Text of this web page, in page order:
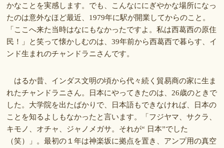
かなことを実感します。でも、こんなににぎやかな場所になっ
たのは意外なほど最近、1979年に駅が開業してからのこと。
「ここへ来た当時はなにもなかったですよ。私は西葛西の原住
民！」と笑って懐かしむのは、39年前から西葛西で暮らす、イ
ンド生まれのチャンドラニさんです。
はるか昔、インダス文明の頃から代々続く貿易商の家に生ま
れたチャンドラニさん。日本にやってきたのは、26歳のときで
した。大学院を出たばかりで、日本語もできなければ、日本の
ことを知るよしもなかったと言います。「フジヤマ、サクラ、
キモノ、オチャ、ジャノメガサ。それが“ 日本”でした
（笑）」。最初の１年は神楽坂に拠点を置き、アンプ用の真空